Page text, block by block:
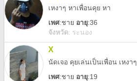
เหงาๆ หาเพื่อนคุย หา
เพศ:ชาย อายุ:36
จังหวัด: ระนอง
X
นัดเจอ คุยเล่นเป็นเพื่อน เหงาๆ
เพศ:ชาย อายุ:19